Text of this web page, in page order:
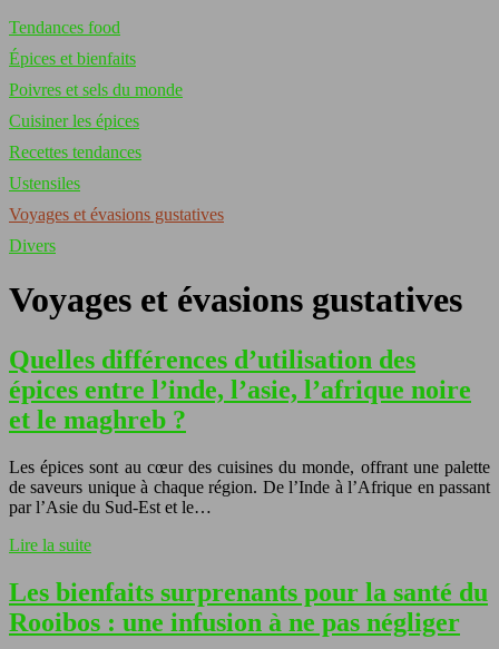
Tendances food
Épices et bienfaits
Poivres et sels du monde
Cuisiner les épices
Recettes tendances
Ustensiles
Voyages et évasions gustatives
Divers
Voyages et évasions gustatives
Quelles différences d’utilisation des
épices entre l’inde, l’asie, l’afrique noire
et le maghreb ?
Les épices sont au cœur des cuisines du monde, offrant une palette
de saveurs unique à chaque région. De l’Inde à l’Afrique en passant
par l’Asie du Sud-Est et le…
Lire la suite
Les bienfaits surprenants pour la santé du
Rooibos : une infusion à ne pas négliger